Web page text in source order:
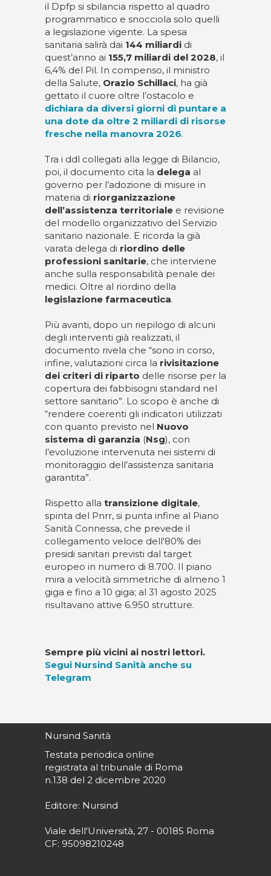
il Dpfp si sbilancia rispetto al quadro
programmatico e snocciola solo quelli
a legislazione vigente. La spesa
sanitaria salirà dai 144 miliardi di
quest’anno ai 155,7 miliardi del 2028, il
6,4% del Pil. In compenso, il ministro
della Salute, Orazio Schillaci, ha già
gettato il cuore oltre l’ostacolo e
dichiara da diversi giorni di puntare a
una dote da oltre 2 miliardi di risorse
fresche nella manovra 2026.
Tra i ddl collegati alla legge di Bilancio,
poi, il documento cita la delega al
governo per l’adozione di misure in
materia di riorganizzazione
dell’assistenza territoriale e revisione
del modello organizzativo del Servizio
sanitario nazionale. E ricorda la già
varata delega di riordino delle
professioni sanitarie, che interviene
anche sulla responsabilità penale dei
medici. Oltre al riordino della
legislazione farmaceutica.
Più avanti, dopo un riepilogo di alcuni
degli interventi già realizzati, il
documento rivela che “sono in corso,
infine, valutazioni circa la rivisitazione
dei criteri di riparto delle risorse per la
copertura dei fabbisogni standard nel
settore sanitario”. Lo scopo è anche di
“rendere coerenti gli indicatori utilizzati
con quanto previsto nel Nuovo
sistema di garanzia (Nsg), con
l’evoluzione intervenuta nei sistemi di
monitoraggio dell’assistenza sanitaria
garantita”.
Rispetto alla transizione digitale,
spinta del Pnrr, si punta infine al Piano
Sanità Connessa, che prevede il
collegamento veloce dell'80% dei
presidi sanitari previsti dal target
europeo in numero di 8.700. Il piano
mira a velocità simmetriche di almeno 1
giga e fino a 10 giga; al 31 agosto 2025
risultavano attive 6.950 strutture.
Sempre più vicini ai nostri lettori.
Segui Nursind Sanità anche su
Telegram
Nursind Sanità
Testata periodica online
registrata al tribunale di Roma
n.138 del 2 dicembre 2020
Editore: Nursind
Viale dell'Università, 27 - 00185 Roma
CF: 95098210248